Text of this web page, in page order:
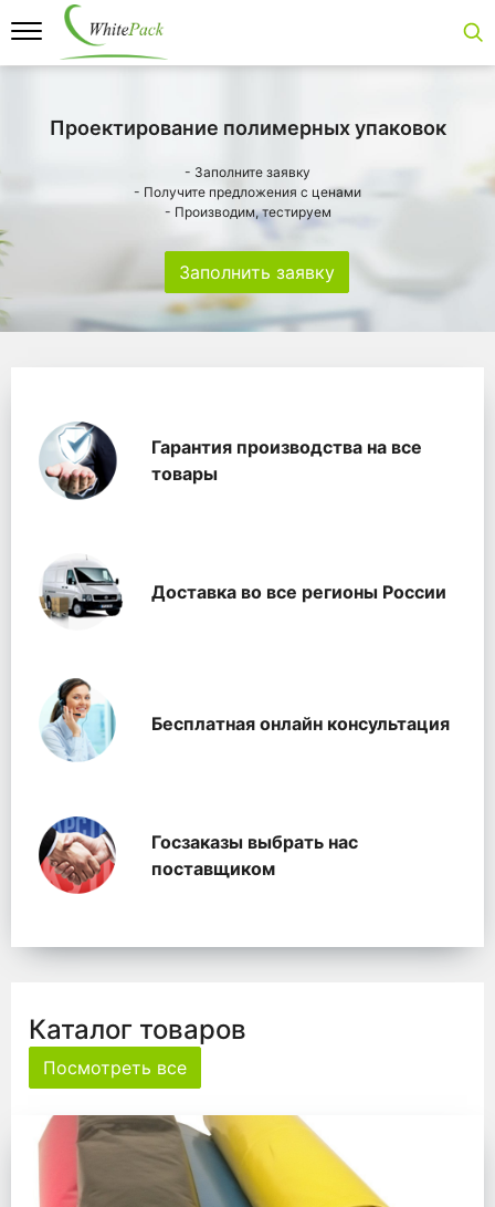
Проектирование полимерных упаковок
- Заполните заявку
- Получите предложения с ценами
- Производим, тестируем
Заполнить заявку
WhitePackГарантия производства на все
товары
Доставка во все регионы России
Бесплатная онлайн консультация
Госзаказы выбрать нас
поставщиком
Каталог товаров
Посмотреть все